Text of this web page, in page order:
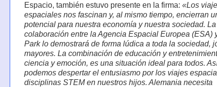
Espacio, también estuvo presente en la firma: «Los
espaciales nos fascinan y, al mismo tiempo, encierran
potencial para nuestra economía y nuestra sociedad. La
colaboración entre la Agencia Espacial Europea (ESA)
Park lo demostrará de forma lúdica a toda la sociedad,
mayores. La combinación de educación y
ciencia y emoción, es una situación ideal para todos.
podemos despertar el entusiasmo por los viajes
disciplinas STEM en nuestros hijos. Alemania necesita